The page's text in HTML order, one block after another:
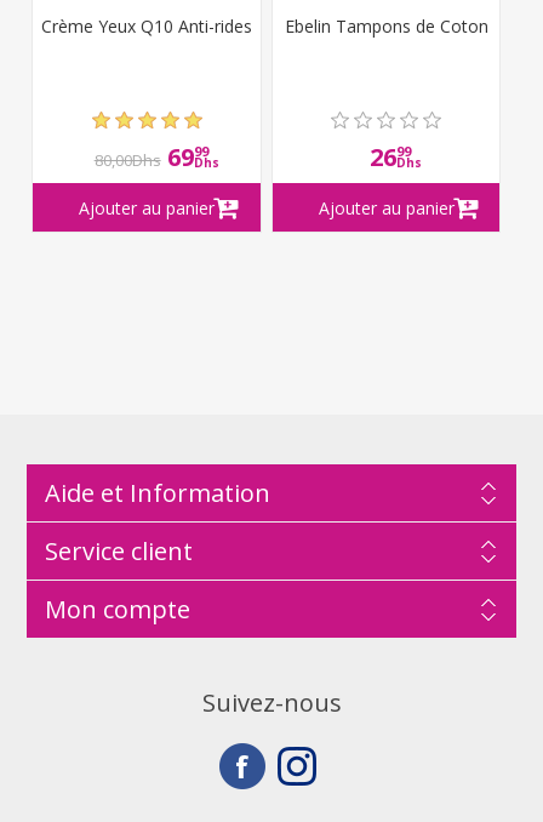
Crème Yeux Q10 Anti-rides
80,00Dhs 6999
Dhs
Ebelin Tampons de Coton
2699
Dhs
Aide et Information
Service client
Mon compte
Suivez-nous